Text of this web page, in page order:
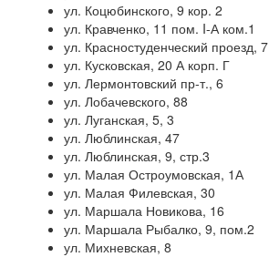
ул. Коцюбинского, 9 кор. 2
ул. Кравченко, 11 пом. I-А ком.1
ул. Красностуденческий проезд, 7
ул. Кусковская, 20 А корп. Г
ул. Лермонтовский пр-т., 6
ул. Лобачевского, 88
ул. Луганская, 5, 3
ул. Люблинская, 47
ул. Люблинская, 9, стр.3
ул. Малая Остроумовская, 1А
ул. Малая Филевская, 30
ул. Маршала Новикова, 16
ул. Маршала Рыбалко, 9, пом.2
ул. Михневская, 8